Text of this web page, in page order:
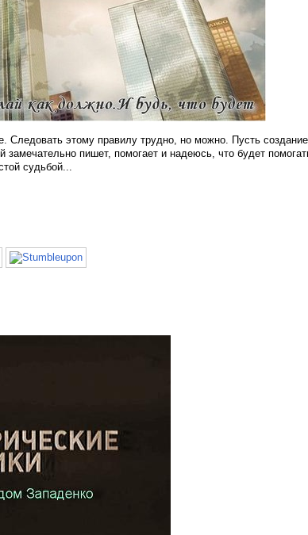
Следовать этому правилу трудно, но можно. Пусть создание
пишет, помогает и надеюсь, что будет
судьбой...